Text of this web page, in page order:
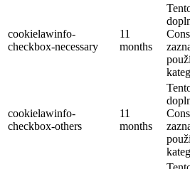
cookielawinfo-
checkbox-necessary
11
months
cookielawinfo-
checkbox-others
11
months